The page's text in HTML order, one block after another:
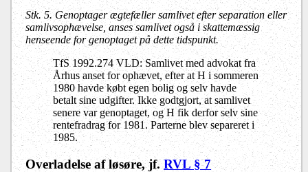
Stk. 5. Genoptager ægtefæller samlivet efter separation eller
samlivsophævelse, anses samlivet også i skattemæssig
henseende for genoptaget på dette tidspunkt.
TfS 1992.274 VLD: Samlivet med advokat fra
Århus anset for ophævet, efter at H i sommeren
1980 havde købt egen bolig og selv havde
betalt sine udgifter. Ikke godtgjort, at samlivet
senere var genoptaget, og H fik derfor selv sine
rentefradrag for 1981. Parterne blev separeret i
1985.
Overladelse af løsøre, jf. RVL § 7